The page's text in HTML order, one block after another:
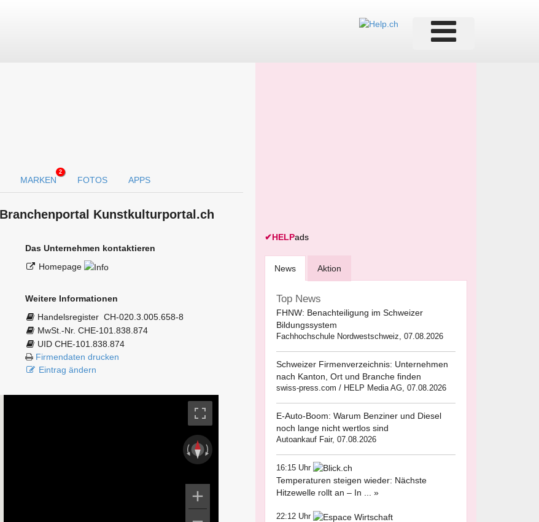
MARKEN
2
FOTOS APPS
Kunstkulturportal.ch
Das Unternehmen kontaktieren
Homepage
Weitere Informationen
Handelsregister CH-020.3.005.658-8
MwSt.-Nr. CHE-101.838.874
UID CHE-101.838.874
Firmendaten drucken
Eintrag ändern
✔HELPads
News Aktion
Top News
FHNW: Benachteiligung im Schweizer
Bildungssystem
Fachhochschule Nordwestschweiz, 07.08.2026
Schweizer Firmenverzeichnis: Unternehmen
nach Kanton, Ort und Branche finden
swiss-press.com / HELP Media AG, 07.08.2026
E-Auto-Boom: Warum Benziner und Diesel
noch lange nicht wertlos sind
Autoankauf Fair, 07.08.2026
16:15 Uhr
Temperaturen steigen wieder: Nächste
Hitzewelle rollt an – In ... »
22:12 Uhr